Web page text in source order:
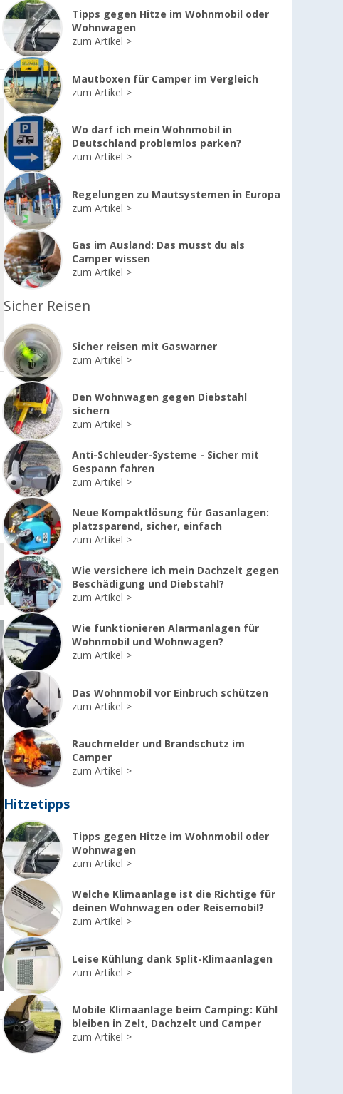
Tipps gegen Hitze im Wohnmobil oder
Wohnwagen
zum Artikel
Mautboxen für Camper im Vergleich
zum Artikel
Wo darf ich mein Wohnmobil in
Deutschland problemlos parken?
zum Artikel
Regelungen zu Mautsystemen in Europa
zum Artikel
Gas im Ausland: Das musst du als
Camper wissen
zum Artikel
Sicher Reisen
Sicher reisen mit Gaswarner
zum Artikel
Den Wohnwagen gegen Diebstahl
sichern
zum Artikel
Anti-Schleuder-Systeme - Sicher mit
Gespann fahren
zum Artikel
Neue Kompaktlösung für Gasanlagen:
platzsparend, sicher, einfach
zum Artikel
Wie versichere ich mein Dachzelt gegen
Beschädigung und Diebstahl?
zum Artikel
Wie funktionieren Alarmanlagen für
Wohnmobil und Wohnwagen?
zum Artikel
Das Wohnmobil vor Einbruch schützen
zum Artikel
Rauchmelder und Brandschutz im
Camper
zum Artikel
Hitzetipps
Tipps gegen Hitze im Wohnmobil oder
Wohnwagen
zum Artikel
Welche Klimaanlage ist die Richtige für
deinen Wohnwagen oder Reisemobil?
zum Artikel
Leise Kühlung dank Split-Klimaanlagen
zum Artikel
Mobile Klimaanlage beim Camping: Kühl
bleiben in Zelt, Dachzelt und Camper
zum Artikel